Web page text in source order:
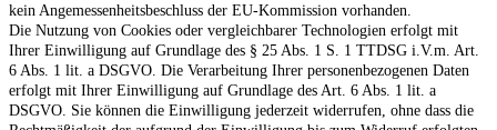
kein Angemessenheitsbeschluss der EU-Kommission vorhanden.
Die Nutzung von Cookies oder vergleichbarer Technologien erfolgt mit
Ihrer Einwilligung auf Grundlage des § 25 Abs. 1 S. 1 TTDSG i.V.m. Art.
6 Abs. 1 lit. a DSGVO. Die Verarbeitung Ihrer personenbezogenen Daten
erfolgt mit Ihrer Einwilligung auf Grundlage des Art. 6 Abs. 1 lit. a
DSGVO. Sie können die Einwilligung jederzeit widerrufen, ohne dass die